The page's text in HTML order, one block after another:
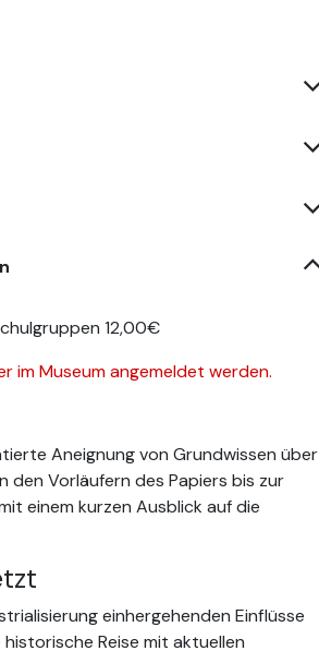
12,00€
im Museum angemeldet werden.
Aneignung von Grundwissen über
Vorläufern des Papiers bis zur
einem kurzen Ausblick auf die
einhergehenden Einflüsse
Reise mit aktuellen